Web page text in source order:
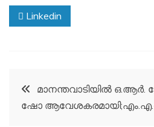
Linkedin
Post
navigation
മാനന്തവാടിയിൽ ഒ.ആർ.
ഷോ